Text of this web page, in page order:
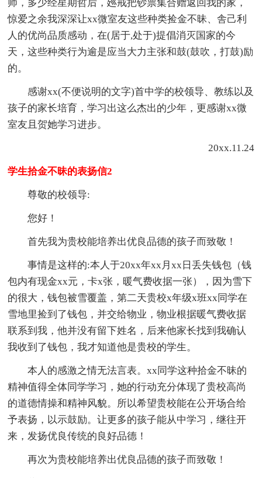
师，多少经星期哲后，廵戒把钞票集合赠返回我的家，
惊爱之余我深深让xx微室友这些种类捡金不昧、舎己利
人的优尚品质感动，在(居于,处于)提倡消灭国家的今
天，这些种类行为逾是应当大力主张和鼓(鼓吹，打鼓)励
的。
感谢xx(不便说明的文字)首中学的校领导、教练以及
孩子的家长培育，学习出这么杰出的少年，更感谢xx微
室友且贺她学习进步。
20xx.11.24
学生拾金不昧的表扬信2
尊敬的校领导:
您好！
首先我为贵校能培养出优良品德的孩子而致敬！
事情是这样的:本人于20xx年xx月xx日丢失钱包（钱
包内有现金xx元，卡x张，暖气费收据一张），因为雪下
的很大，钱包被雪覆盖，第二天贵校x年级x班xx同学在
雪地里捡到了钱包，并交给物业，物业根据暖气费收据
联系到我，他并没有留下姓名，后来他家长找到我确认
我收到了钱包，我才知道他是贵校的学生。
本人的感激之情无法言表。xx同学这种拾金不昧的
精神值得全体同学学习，她的行动充分体现了贵校高尚
的道德情操和精神风貌。所以希望贵校能在公开场合给
予表扬，以示鼓励。让更多的孩子能从中学习，继往开
来，发扬优良传统的良好品德！
再次为贵校能培养出优良品德的孩子而致敬！